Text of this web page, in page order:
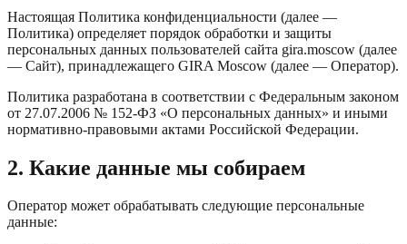
Настоящая Политика конфиденциальности (далее —
Политика) определяет порядок обработки и защиты
персональных данных пользователей сайта gira.moscow (далее
— Сайт), принадлежащего GIRA Moscow (далее — Оператор).
Политика разработана в соответствии с Федеральным законом
от 27.07.2006 № 152-ФЗ «О персональных данных» и иными
нормативно-правовыми актами Российской Федерации.
2. Какие данные мы собираем
Оператор может обрабатывать следующие персональные
данные: